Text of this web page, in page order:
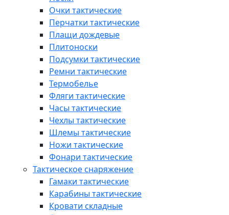
Очки тактические
Перчатки тактические
Плащи дождевые
Плитоноски
Подсумки тактические
Ремни тактические
Термобелье
Фляги тактические
Часы тактические
Чехлы тактические
Шлемы тактические
Ножи тактические
Фонари тактические
Тактическое снаряжение
Гамаки тактические
Карабины тактические
Кровати складные